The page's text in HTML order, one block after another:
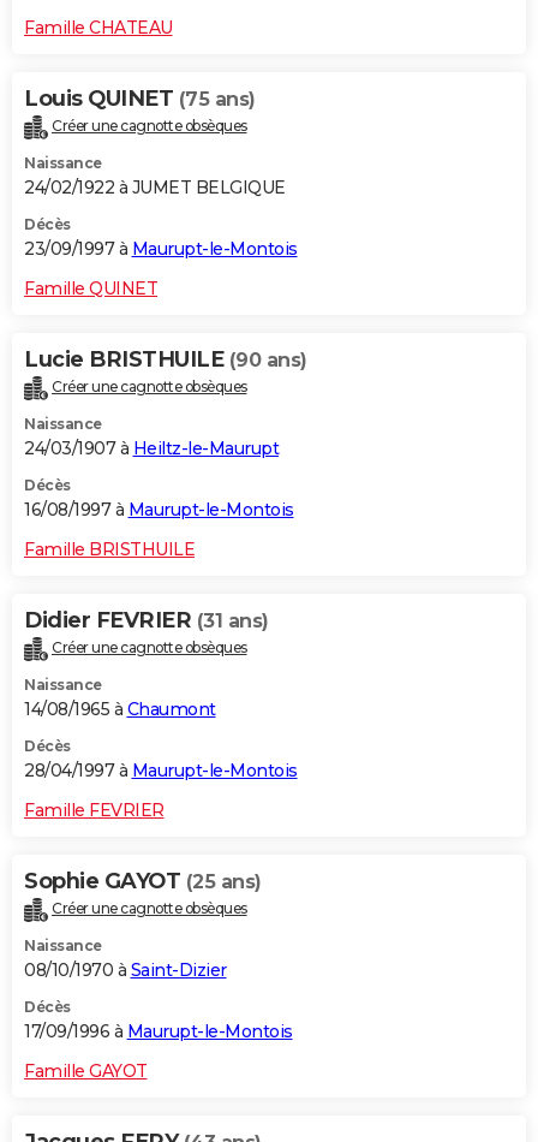
Famille CHATEAU
Louis QUINET (75 ans)
Créer une cagnotte obsèques
Naissance
24/02/1922 à JUMET BELGIQUE
Décès
23/09/1997 à Maurupt-le-Montois
Famille QUINET
Lucie BRISTHUILE (90 ans)
Créer une cagnotte obsèques
Naissance
24/03/1907 à Heiltz-le-Maurupt
Décès
16/08/1997 à Maurupt-le-Montois
Famille BRISTHUILE
Didier FEVRIER (31 ans)
Créer une cagnotte obsèques
Naissance
14/08/1965 à Chaumont
Décès
28/04/1997 à Maurupt-le-Montois
Famille FEVRIER
Sophie GAYOT (25 ans)
Créer une cagnotte obsèques
Naissance
08/10/1970 à Saint-Dizier
Décès
17/09/1996 à Maurupt-le-Montois
Famille GAYOT